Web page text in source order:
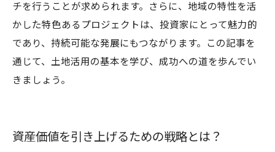
チを行うことが求められます。さらに、地域の特性を活
かした特色あるプロジェクトは、投資家にとって魅力的
であり、持続可能な発展にもつながります。この記事を
通じて、土地活用の基本を学び、成功への道を歩んでい
きましょう。
資産価値を引き上げるための戦略とは？